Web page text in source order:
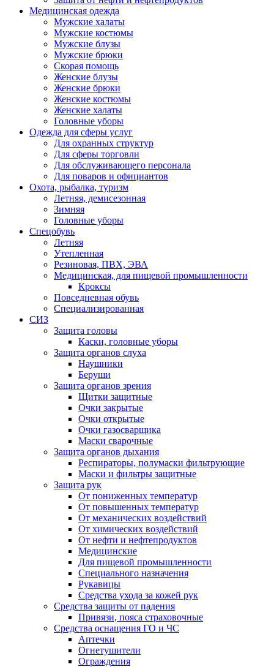
Медицинская одежда
Мужские халаты
Мужские костюмы
Мужские блузы
Мужские брюки
Скорая помощь
Женские блузы
Женские брюки
Женские костюмы
Женские халаты
Головные уборы
Одежда для сферы услуг
Для охранных структур
Для сферы торговли
Для обслуживающего персонала
Для поваров и официантов
Охота, рыбалка, туризм
Летняя, демисезонная
Зимняя
Головные уборы
Спецобувь
Летняя
Утепленная
Резиновая, ПВХ, ЭВА
Медицинская, для пищевой промышленности
Кроксы
Повседневная обувь
Специализированная
СИЗ
Защита головы
Каски, головные уборы
Защита органов слуха
Наушники
Беруши
Защита органов зрения
Щитки защитные
Очки закрытые
Очки открытые
Очки газосварщика
Маски сварочные
Защита органов дыхания
Респираторы, полумаски фильтрующие
Маски и фильтры защитные
Защита рук
От пониженных температур
От повышенных температур
От механических воздействий
От химических воздействий
От нефти и нефтепродуктов
Медицинские
Для пищевой промышленности
Специального назначения
Рукавицы
Средства ухода за кожей рук
Средства защиты от падения
Привязи, пояса страховочные
Средства оснащения ГО и ЧС
Аптечки
Огнетушители
Ограждения